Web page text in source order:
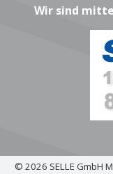
Wir sind
© 2026 SELLE GmbH